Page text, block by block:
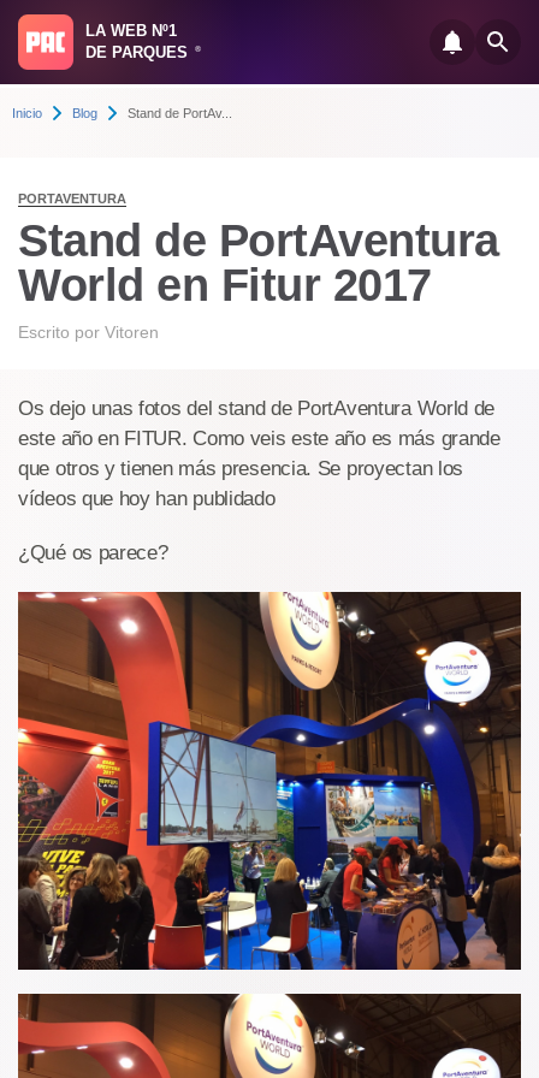
LA WEB Nº1
DE PARQUES
®
Inicio Blog Stand de PortAv...
PORTAVENTURA
Stand de PortAventura
World en Fitur 2017
Escrito por Vitoren
Os dejo unas fotos del stand de PortAventura World de
este año en FITUR. Como veis este año es más grande
que otros y tienen más presencia. Se proyectan los
vídeos que hoy han publidado
¿Qué os parece?